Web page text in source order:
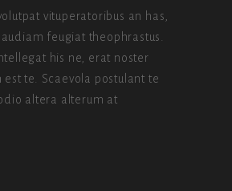
vituperatoribus an has,
feugiat theophrastus.
his ne, erat noster
est te. Scaevola postulant te
altera alterum at